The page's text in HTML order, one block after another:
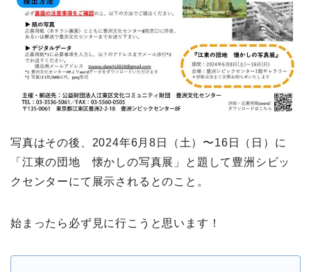
写真はその後、2024年6月8日（土）〜16日（日）に
「江東の団地 懐かしの写真展」と題して豊洲シビッ
クセンターにて展示されるとのこと。
始まったら必ず見に行こうと思います！